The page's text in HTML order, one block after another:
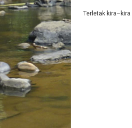
Terletak